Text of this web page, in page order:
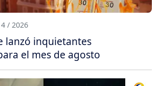
/ 2026
lanzó inquietantes
el mes de agosto